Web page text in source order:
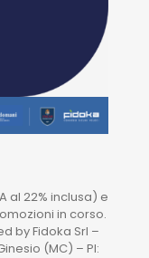
al 22% inclusa) e
in corso.
by Fidoka Srl –
(MC) – PI: